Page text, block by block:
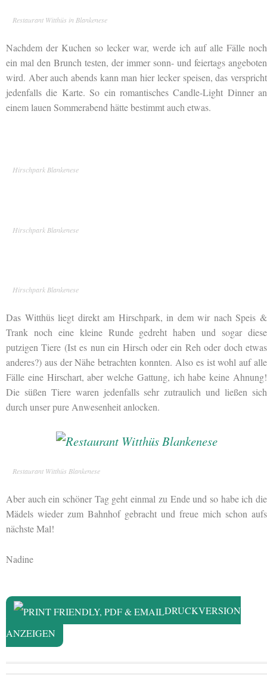
Restaurant Witthüs in Blankenese
Nachdem der Kuchen so lecker war, werde ich auf alle Fälle noch
ein mal den Brunch testen, der immer sonn- und feiertags angeboten
wird. Aber auch abends kann man hier lecker speisen, das verspricht
jedenfalls die Karte. So ein romantisches Candle-Light Dinner an
einem lauen Sommerabend hätte bestimmt auch etwas.
Hirschpark Blankenese
Hirschpark Blankenese
Hirschpark Blankenese
Das Witthüs liegt direkt am Hirschpark, in dem wir nach Speis &
Trank noch eine kleine Runde gedreht haben und sogar diese
putzigen Tiere (Ist es nun ein Hirsch oder ein Reh oder doch etwas
anderes?) aus der Nähe betrachten konnten. Also es ist wohl auf alle
Fälle eine Hirschart, aber welche Gattung, ich habe keine Ahnung!
Die süßen Tiere waren jedenfalls sehr zutraulich und ließen sich
durch unser pure Anwesenheit anlocken.
Restaurant Witthüs Blankenese
Aber auch ein schöner Tag geht einmal zu Ende und so habe ich die
Mädels wieder zum Bahnhof gebracht und freue mich schon aufs
nächste Mal!
Nadine
DRUCKVERSION
ANZEIGEN